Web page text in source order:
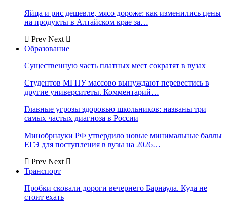
Яйца и рис дешевле, мясо дороже: как изменились цены
на продукты в Алтайском крае за…
Prev Next
Образование
Существенную часть платных мест сократят в вузах
Студентов МГПУ массово вынуждают перевестись в
другие университеты. Комментарий…
Главные угрозы здоровью школьников: названы три
самых частых диагноза в России
Минобрнауки РФ утвердило новые минимальные баллы
ЕГЭ для поступления в вузы на 2026…
Prev Next
Транспорт
Пробки сковали дороги вечернего Барнаула. Куда не
стоит ехать